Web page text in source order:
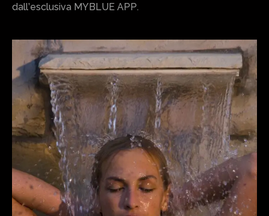
dall’esclusiva MYBLUE APP.